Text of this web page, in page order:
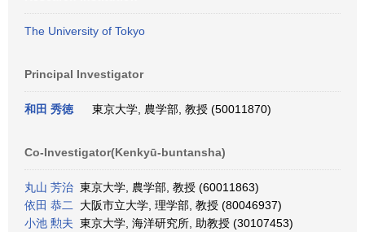
The University of Tokyo
Principal Investigator
和田 秀徳 東京大学, 農学部, 教授 (50011870)
Co-Investigator(Kenkyū-buntansha)
丸山 芳治 東京大学, 農学部, 教授 (60011863)
依田 恭二
大阪市立大学, 理学部, 教授 (80046937)
小池 勲夫 東京大学, 海洋研究所, 助教授 (30107453)